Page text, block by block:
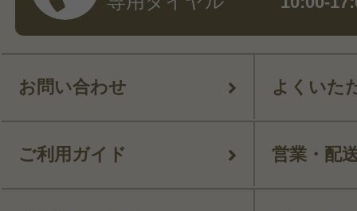
お問い合わせ よくいた
ご利用ガイド 営業・配